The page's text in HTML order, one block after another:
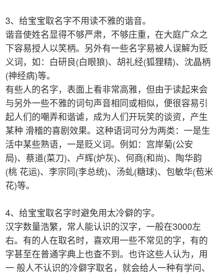
3、给宝宝取名字不用读不雅的谐音。
谐音使姓名显得不够严肃，不够庄重，在大庭广众之
下容易授人以笑柄。另外有一些名字易被人误解为贬
义词，如：白研良(白眼狼)、胡礼经(狐狸精)、沈晶柄
(神经病)等。
有些人的名字，表面上看非常高雅，但由于读起来会
与另外一些不雅的词句声音相同或相似，便很容易引
起人们的嘲弄和谐谑，成为人们开玩笑的谈资，产生
某种 滑稽的喜剧效果。这种语词可分为两类：一是生
活中某些熟语，一是贬义词。例如：宫岸菊(公安
局)、蔡道(菜刀)、卢辉(炉灰)、何商(和尚)、陶华韵
(桃 花运)、李宗同(李总统)、汤虬(糖球)、包敏华(苞米
花)等。
4、给宝宝取名字时避免用太冷僻的字。
汉字数量浩繁，常人能认识的汉字，一般在3000左
右。有的人在取名时，喜欢用一些不常见的字，有的
字甚至在普通字典上也查不到。也许这些人认为，用
一 般人不认识的冷僻字取名，就会给人一种有学问、